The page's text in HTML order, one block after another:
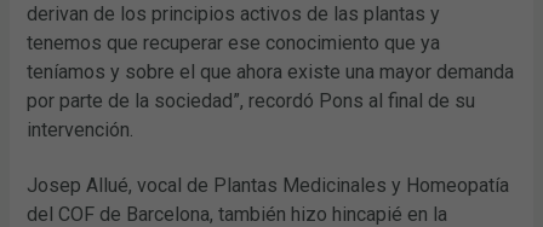
derivan de los principios activos de las plantas y
tenemos que recuperar ese conocimiento que ya
teníamos y sobre el que ahora existe una mayor demanda
por parte de la sociedad”, recordó Pons al final de su
intervención.
Josep Allué, vocal de Plantas Medicinales y Homeopatía
del COF de Barcelona, también hizo hincapié en la